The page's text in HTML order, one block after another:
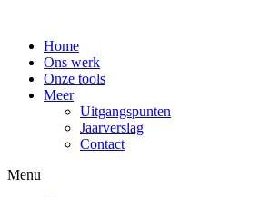
Home
Ons werk
Onze tools
Meer
Uitgangspunten
Jaarverslag
Contact
Menu